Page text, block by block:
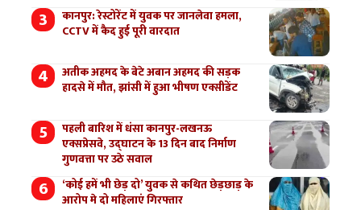
कानपुर: रेस्टोरेंट में युवक पर जानलेवा हमला,
CCTV में कैद हुई पूरी वारदात
अतीक अहमद के बेटे अबान अहमद की सड़क
हादसे में मौत, झांसी में हुआ भीषण एक्सीडेंट
पहली बारिश में धंसा कानपुर-लखनऊ
एक्सप्रेसवे, उद्घाटन के 13 दिन बाद निर्माण
गुणवत्ता पर उठे सवाल
‘कोई हमें भी छेड़ दो’ युवक से कथित छेड़छाड़ के
आरोप मे दो महिलाएं गिरफ्तार